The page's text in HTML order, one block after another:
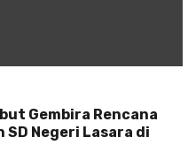
Gembira Rencana
SD Negeri Lasara di